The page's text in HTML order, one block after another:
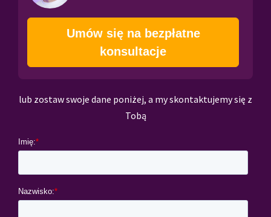
Umów się na bezpłatne
konsultacje
lub zostaw swoje dane poniżej, a my skontaktujemy się z
Tobą